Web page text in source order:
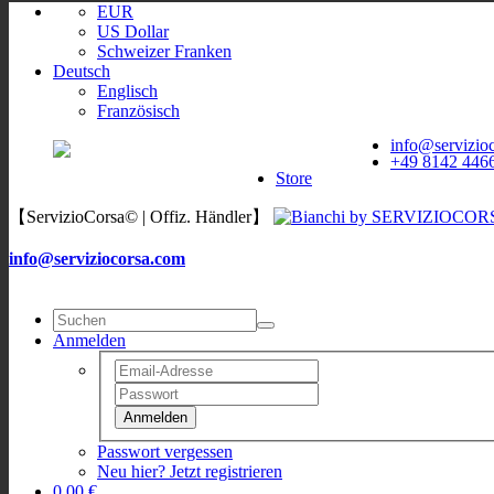
EUR
US Dollar
Schweizer Franken
Deutsch
Englisch
Französisch
ServizioCorsa
+49 8142
Store
【ServizioCorsa© | Offiz. Händler】
info@serviziocorsa.com
Anmelden
Anmelden
Passwort vergessen
Neu hier? Jetzt registrieren